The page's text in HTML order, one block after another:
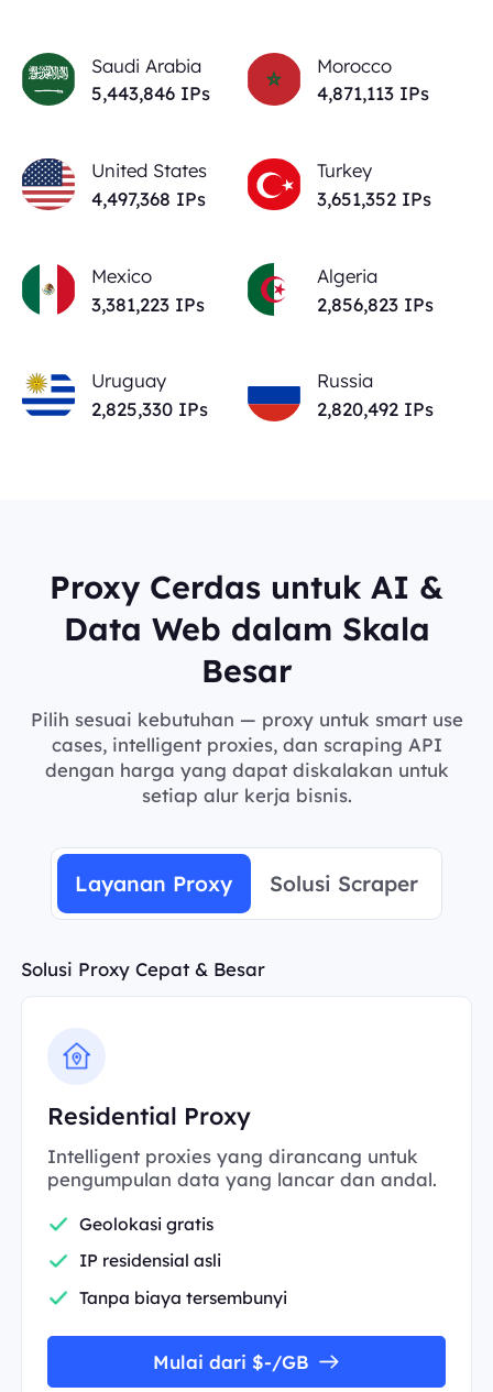
Saudi Arabia
5,443,846 IPs
Morocco
4,871,113 IPs
United States
4,497,368 IPs
Turkey
3,651,352 IPs
Mexico
3,381,223 IPs
Algeria
2,856,823 IPs
Uruguay
2,825,330 IPs
Russia
2,820,492 IPs
Proxy Cerdas untuk AI &
Data Web dalam Skala
Besar
Pilih sesuai kebutuhan — proxy untuk smart use
cases, intelligent proxies, dan scraping API
dengan harga yang dapat diskalakan untuk
setiap alur kerja bisnis.
Layanan Proxy Solusi Scraper
Solusi Proxy Cepat & Besar
Residential Proxy
Intelligent proxies yang dirancang untuk
pengumpulan data yang lancar dan andal.
Geolokasi gratis
IP residensial asli
Tanpa biaya tersembunyi
Mulai dari $-/GB